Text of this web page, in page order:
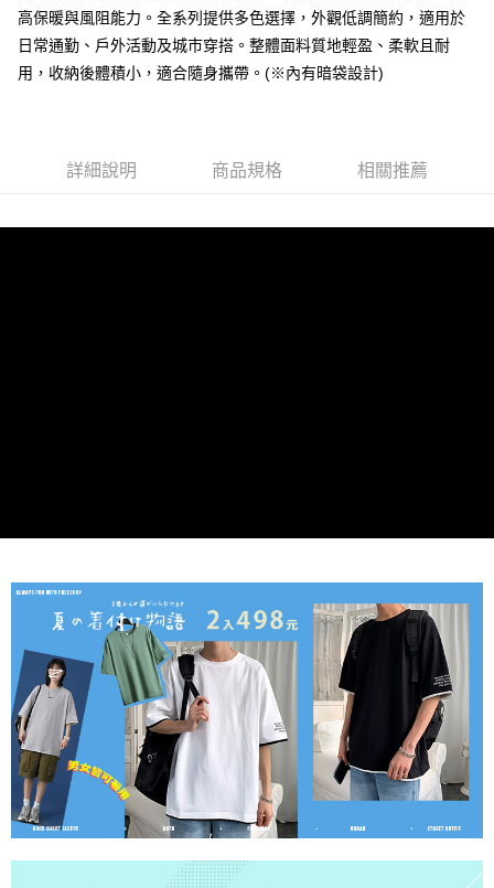
每筆NT$150
高保暖與風阻能力。全系列提供多色選擇，外觀低調簡約，適用於
日常通勤、戶外活動及城市穿搭。整體面料質地輕盈、柔軟且耐
用，收納後體積小，適合隨身攜帶。(※內有暗袋設計)
詳細說明 商品規格 相關推薦